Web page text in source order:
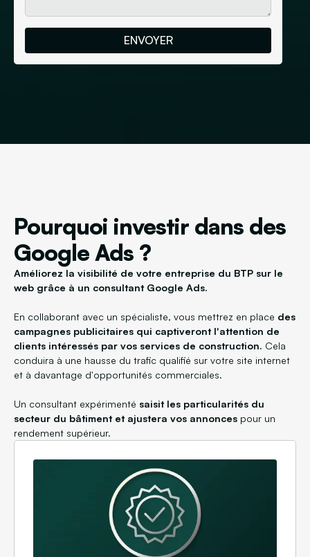
Pourquoi investir dans des
Google Ads ?
Améliorez la visibilité de votre entreprise du BTP sur le
web grâce à un consultant Google Ads.
En collaborant avec un spécialiste, vous mettrez en place des
campagnes publicitaires qui captiveront l'attention de
clients intéressés par vos services de construction. Cela
conduira à une hausse du trafic qualifié sur votre site internet
et à davantage d'opportunités commerciales.
Un consultant expérimenté saisit les particularités du
secteur du bâtiment et ajustera vos annonces pour un
rendement supérieur.